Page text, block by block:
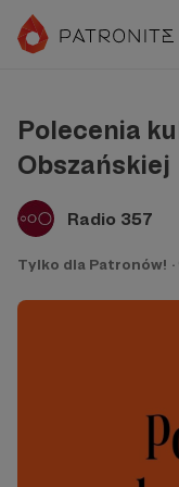
Polecenia
Obszańskiej
Radio 357
Tylko dla Patronów! ·